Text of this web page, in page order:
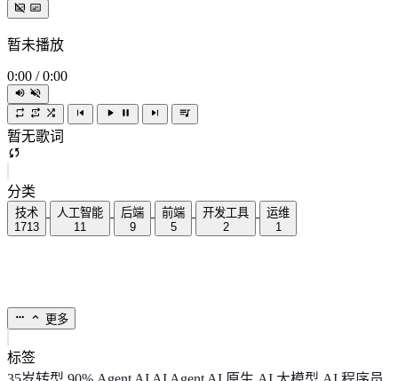
暂未播放
0:00 / 0:00
暂无歌词
分类
技术
1713
人工智能
11
后端
9
前端
5
开发工具
2
运维
1
更多
标签